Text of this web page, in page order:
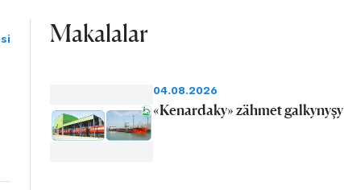
Makalalar
04.08.2026
«Kenardaky» zähmet galkynyşy